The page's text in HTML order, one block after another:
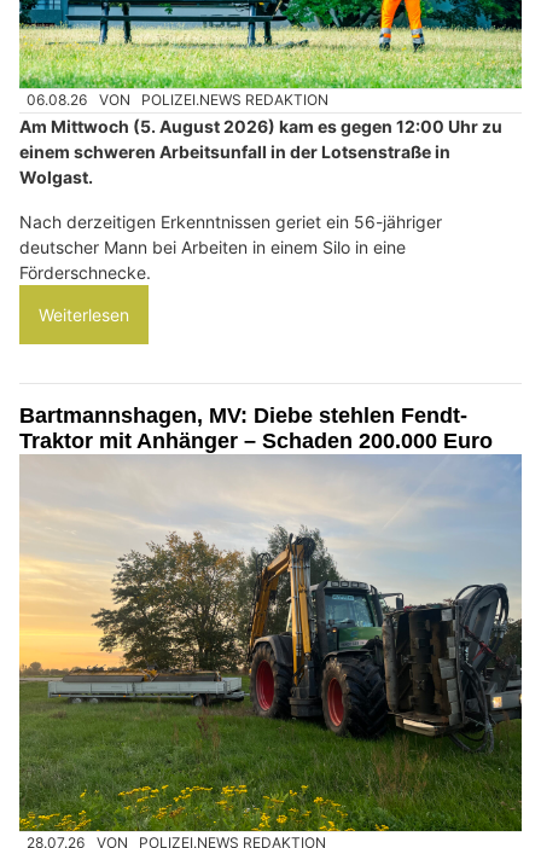
06.08.26 VON POLIZEI.NEWS REDAKTION
Am Mittwoch (5. August 2026) kam es gegen 12:00 Uhr zu
einem schweren Arbeitsunfall in der Lotsenstraße in
Wolgast.
Nach derzeitigen Erkenntnissen geriet ein 56-jähriger
deutscher Mann bei Arbeiten in einem Silo in eine
Förderschnecke.
Weiterlesen
Bartmannshagen, MV: Diebe stehlen Fendt-
Traktor mit Anhänger – Schaden 200.000 Euro
28.07.26 VON POLIZEI.NEWS REDAKTION